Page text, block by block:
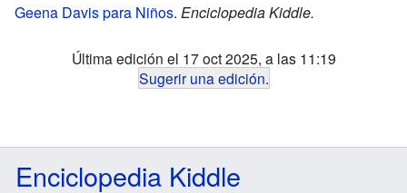
Geena Davis para Niños. Enciclopedia Kiddle.
Última edición el 17 oct 2025, a las 11:19
Sugerir una edición.
Enciclopedia Kiddle